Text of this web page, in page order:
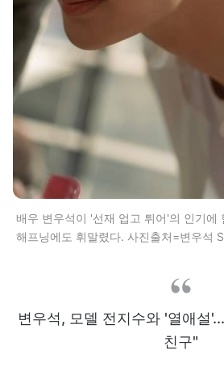
배우 변우석이 '선재 업고 튀어'의 인기에
해프닝에도 휘말렸다. 사진출처=변우석
변우석, 모델 전지수와 '열애설
친구"